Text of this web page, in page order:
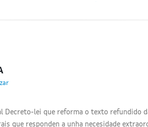
Decreto-lei que reforma o texto refundido
que responden a unha necesidade